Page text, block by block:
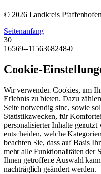
© 2026 Landkreis
Seitenanfang
30
16569--1156368248-0
Cookie-
Wir verwenden Cookies, um
Erlebnis zu bieten. Dazu
Seite notwendig sind, sowie
Statistikzwecken, für
personalisierter Inhalte genutzt
entscheiden, welche
beachten Sie, dass auf Basis
mehr alle Funktionalitäten der
Ihnen getroffene Auswahl
nachträglich geändert werden.